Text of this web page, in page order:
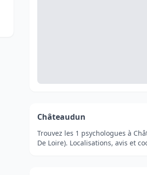
Châteaudun
Trouvez les 1 psychologues à
De Loire). Localisations, avis et